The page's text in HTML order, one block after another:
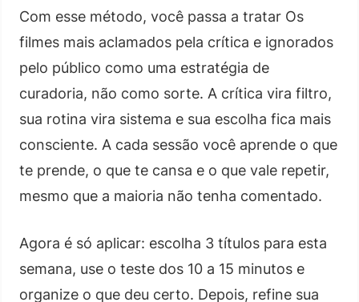
Com esse método, você passa a tratar Os
filmes mais aclamados pela crítica e ignorados
pelo público como uma estratégia de
curadoria, não como sorte. A crítica vira filtro,
sua rotina vira sistema e sua escolha fica mais
consciente. A cada sessão você aprende o que
te prende, o que te cansa e o que vale repetir,
mesmo que a maioria não tenha comentado.
Agora é só aplicar: escolha 3 títulos para esta
semana, use o teste dos 10 a 15 minutos e
organize o que deu certo. Depois, refine sua